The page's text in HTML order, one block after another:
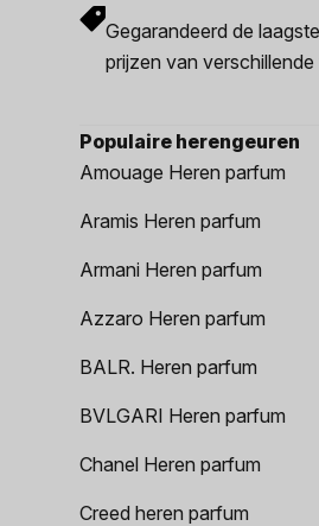
Gegarandeerd de
prijzen van
Populaire herengeuren
Amouage Heren parfum
Aramis Heren parfum
Armani Heren parfum
Azzaro Heren parfum
BALR. Heren parfum
BVLGARI Heren parfum
Chanel Heren parfum
Creed heren parfum